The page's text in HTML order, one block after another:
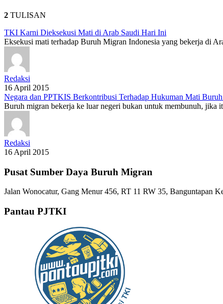
2 TULISAN
TKI Karni Dieksekusi Mati di Arab Saudi Hari Ini
Eksekusi mati terhadap Buruh Migran Indonesia yang bekerja di
Redaksi
16 April 2015
Negara dan PPTKIS Berkontribusi Terhadap Hukuman Mati
Buruh migran bekerja ke luar negeri bukan untuk membunuh, jika
Redaksi
16 April 2015
Pusat Sumber Daya Buruh Migran
Jalan Wonocatur, Gang Menur 456, RT 11 RW 35, Banguntapan
Pantau PJTKI